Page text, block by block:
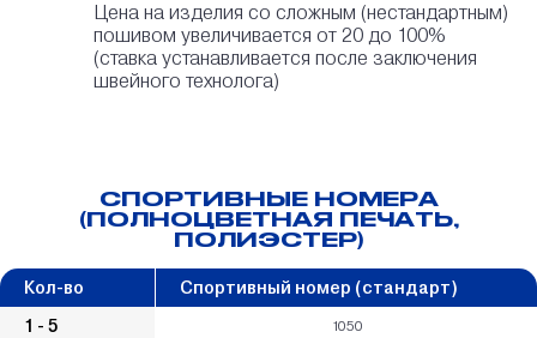
Цена на изделия со сложным (нестандартным)
пошивом увеличивается от 20 до 100%
(ставка устанавливается после заключения
швейного технолога)
СПОРТИВНЫЕ НОМЕРА
(ПОЛНОЦВЕТНАЯ ПЕЧАТЬ,
ПОЛИЭСТЕР)
Кол-во
Спортивный номер (стандарт)
1 - 5
1050